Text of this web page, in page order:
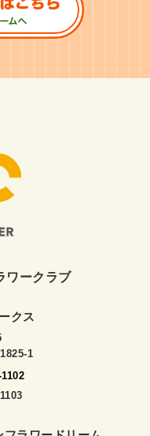
ワークラブ
クス
1